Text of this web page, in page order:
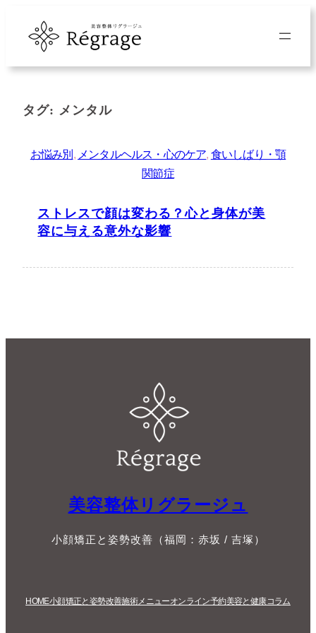
ス
タグ: メンタル
お悩み別 , メンタルヘルス・心のケア, 食いしばり・顎
関節症
ストレスで顔は変わる？心と身体が美
容に与える意外な影響
美容整体リグラージュ
小顔矯正と姿勢改善（福岡：赤坂 / 吉塚）
HOME小顔矯正と姿勢改善施術メニューオンライン予約美容と健康コラム